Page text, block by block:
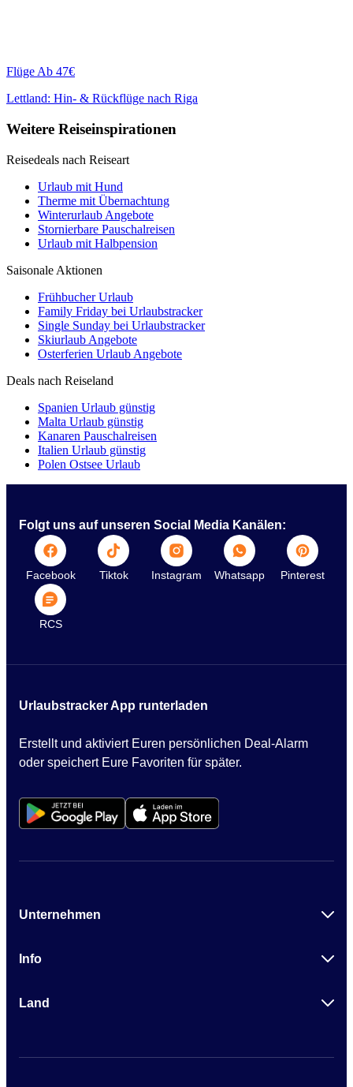
Flüge Ab 47€
Lettland: Hin- & Rückflüge nach Riga
Weitere Reiseinspirationen
Reisedeals nach Reiseart
Urlaub mit Hund
Therme mit Übernachtung
Winterurlaub Angebote
Stornierbare Pauschalreisen
Urlaub mit Halbpension
Saisonale Aktionen
Frühbucher Urlaub
Family Friday bei Urlaubstracker
Single Sunday bei Urlaubstracker
Skiurlaub Angebote
Osterferien Urlaub Angebote
Deals nach Reiseland
Spanien Urlaub günstig
Malta Urlaub günstig
Kanaren Pauschalreisen
Italien Urlaub günstig
Polen Ostsee Urlaub